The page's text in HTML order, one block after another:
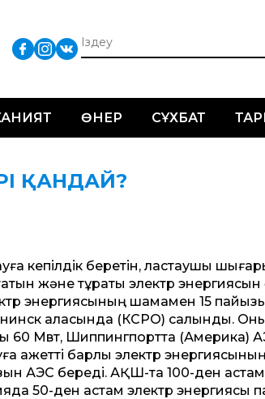
ӨНЕР СҰХБАТ
ҚАНДАЙ?
кепілдік беретін, ластаушы
және тұрақты электр энергиясын
энергиясының шамамен 15
қаласында (КСРО) салынды.
60 Мвт, Шиппингпорт­та (Америка)
барлық электр
АЭС береді. АҚШ-та 100-ден
50-ден астам электр энергиясы